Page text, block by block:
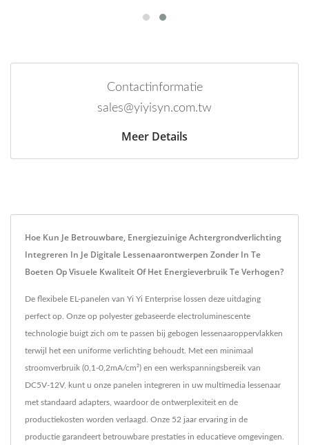
Contactinformatie
sales@yiyisyn.com.tw
Meer Details
Hoe Kun Je Betrouwbare, Energiezuinige Achtergrondverlichting
Integreren In Je Digitale Lessenaarontwerpen Zonder In Te
Boeten Op Visuele Kwaliteit Of Het Energieverbruik Te Verhogen?
De flexibele EL-panelen van Yi Yi Enterprise lossen deze uitdaging
perfect op. Onze op polyester gebaseerde electroluminescente
technologie buigt zich om te passen bij gebogen lessenaaroppervlakken
terwijl het een uniforme verlichting behoudt. Met een minimaal
stroomverbruik (0,1-0,2mA/cm²) en een werkspanningsbereik van
DC5V-12V, kunt u onze panelen integreren in uw multimedia lessenaar
met standaard adapters, waardoor de ontwerplexiteit en de
productiekosten worden verlaagd. Onze 52 jaar ervaring in de
productie garandeert betrouwbare prestaties in educatieve omgevingen.